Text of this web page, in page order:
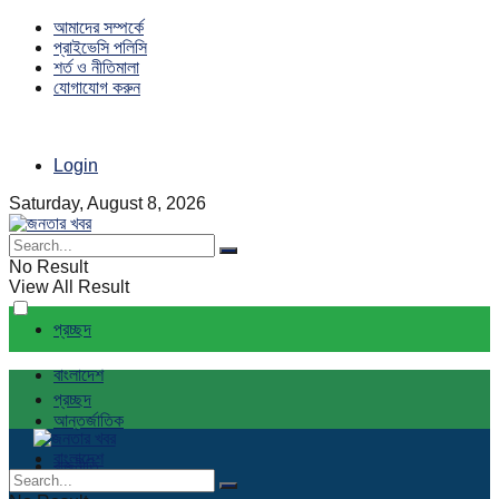
আমাদের সম্পর্কে
প্রাইভেসি পলিসি
শর্ত ও নীতিমালা
যোগাযোগ করুন
Login
Saturday, August 8, 2026
No Result
View All Result
প্রচ্ছদ
বাংলাদেশ
আন্তর্জাতিক
রাজনীতি
প্রচ্ছদ
বাংলাদেশ